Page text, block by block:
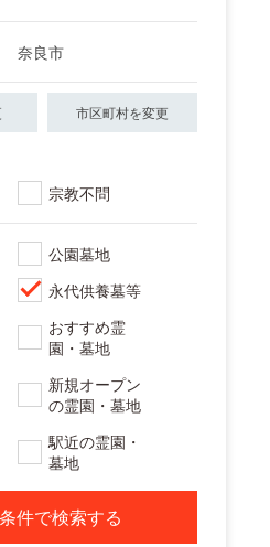
奈良市
市区町村を変更
宗教不問
公園墓地
永代供養墓等
おすすめ霊
園・墓地
新規オープン
の霊園・墓地
駅近の霊園・
墓地
件で検索する